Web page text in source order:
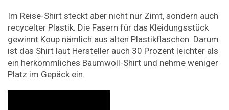
Im Reise-Shirt steckt aber nicht nur Zimt, sondern auch
recycelter Plastik. Die Fasern für das Kleidungsstück
gewinnt Koup nämlich aus alten Plastikflaschen. Darum
ist das Shirt laut Hersteller auch 30 Prozent leichter als
ein herkömmliches Baumwoll-Shirt und nehme weniger
Platz im Gepäck ein.